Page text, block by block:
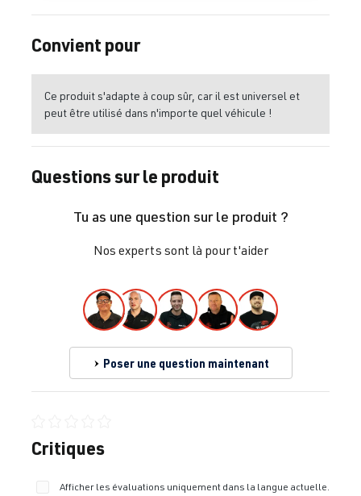
Convient pour
Ce produit s'adapte à coup sûr, car il est universel et
peut être utilisé dans n'importe quel véhicule !
Questions sur le produit
Tu as une question sur le produit ?
Nos experts sont là pour t'aider
Poser une question maintenant
Note moyenne de 0 sur 5 étoiles
Critiques
Afficher les évaluations uniquement dans la langue actuelle.